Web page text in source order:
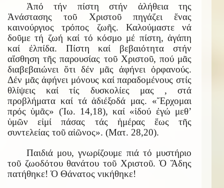
Ἀπό τήν πίστη στήν ἀλήθεια της
Ἀνάστασης τοῦ Χριστοῦ πηγάζει ἕνας
καινούργιος τρόπος ζωῆς. Καλούμαστε νά
δοῦμε τή ζωή καί τό κόσμο μέ πίστη, ἀγάπη
καί ἐλπίδα. Πίστη καί βεβαιότητα στήν
αἴσθηση τῆς παρουσίας τοῦ Χριστοῦ, πού μᾶς
διαβεβαιώνει ὅτι δέν μᾶς ἀφήνει ὀρφανούς.
Δέν μᾶς ἀφήνει μόνους καί παραδομένους στίς
θλίψεις καί τίς δυσκολίες μας , στά
προβλήματα καί τά ἀδιέξοδά μας. «Ἔρχομαι
πρός ὑμᾶς» (Ἰω. 14,18), καί «ἰδού ἐγώ μεθ’
ὑμῶν εἰμί πάσας τάς ἡμέρας ἕως τῆς
συντελείας τοῦ αἰῶνος». (Ματ. 28,20).
Παιδιά μου, γνωρίζουμε πιά τό μυστήριο
τοῦ ζωοδότου θανάτου τοῦ Χριστοῦ. Ὁ Ἅδης
πατήθηκε! Ὁ Θάνατος νικήθηκε!